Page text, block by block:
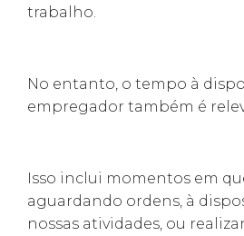
trabalho.
No entanto, o tempo à
empregador também é
Isso inclui momentos em
aguardando ordens, à
nossas atividades, ou